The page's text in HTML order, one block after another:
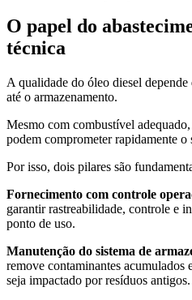
O papel do
técnica
A qualidade do óleo diesel
até o armazenamento.
Mesmo com combustível
podem comprometer rapidamente o
Por isso, dois pilares são
Fornecimento com controle
garantir rastreabilidade, controle e
ponto de uso.
Manutenção do sistema de
remove contaminantes
seja impactado por resíduos antigos.